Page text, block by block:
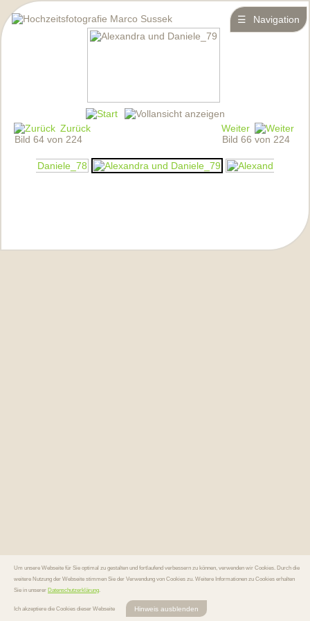
☰ Navigation
Zurück
Bild 64 von 224
Weiter
Bild 66 von 224
Um unsere Webseite für Sie optimal zu gestalten und fortlaufend verbessern zu können, verwenden wir Cookies. Durch die
weitere Nutzung der Webseite stimmen Sie der Verwendung von Cookies zu. Weitere Informationen zu Cookies erhalten
Sie in unserer Datenschutzerklärung.
Ich akzeptiere die Cookies dieser Webseite Hinweis ausblenden